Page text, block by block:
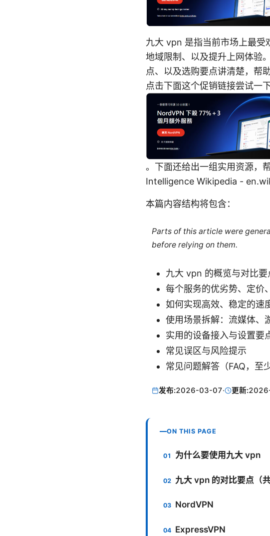
九大 vpn 是指当前市场上最受
地域限制、以及提升上网体验
点、以及选购要点讲清楚，帮
点击下面这个促销链接尝试一
。下面还给出一组实用资源，
Intelligence Wikipedia -
本篇内容结构将包含：
Parts of this article were
before relying on them.
九大 vpn 的概览与对比要
每个服务的优劣势、定价
如何实现高效、稳定的速
使用场景拆解：流媒体、
实用的设备接入与设置要
常见误区与风险提示
常见问题解答（FAQ，至
发布:2026-03-07· 更新:
ON THIS PAGE
为什么要使用九大 vpn
九大 vpn 的对比要点（共
NordVPN
ExpressVPN